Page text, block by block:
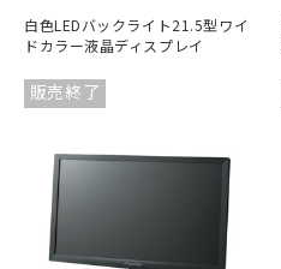
白色LEDバックライト21.5型ワイ
ドカラー液晶ディスプレイ
販売終了